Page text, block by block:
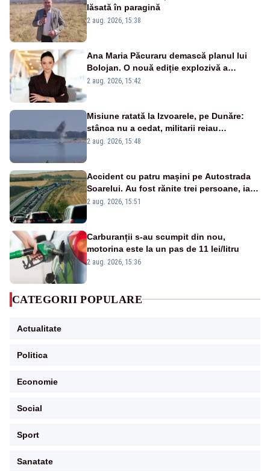
lăsată în paragină
2 aug. 2026, 15:38
Ana Maria Păcuraru demască planul lui
Bolojan. O nouă ediție explozivă a
emisiunii „Miza Zilei” la Realitatea PLUS
2 aug. 2026, 15:42
Misiune ratată la Izvoarele, pe Dunăre:
stânca nu a cedat, militarii reiau
detonările luni – VIDEO
2 aug. 2026, 15:48
Accident cu patru mașini pe Autostrada
Soarelui. Au fost rănite trei persoane, iar
traficul se desfășoară cu dificultate
2 aug. 2026, 15:51
Carburanții s-au scumpit din nou,
motorina este la un pas de 11 lei/litru
2 aug. 2026, 15:36
CATEGORII POPULARE
Actualitate
Politica
Economie
Social
Sport
Sanatate